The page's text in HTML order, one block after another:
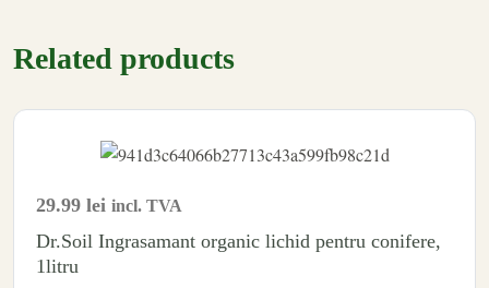
Related products
29.99 lei incl. TVA
Dr.Soil Ingrasamant organic lichid pentru conifere,
1litru